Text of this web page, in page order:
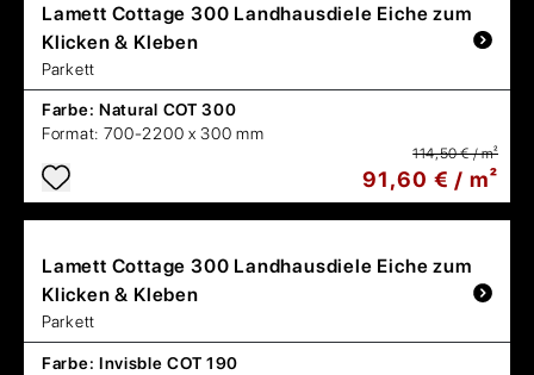
Lamett Cottage 300 Landhausdiele Eiche zum
Klicken & Kleben
Parkett
Farbe: Natural COT 300
Format: 700-2200 x 300 mm
114,50 € / m²
91,60 € / m²
Lamett Cottage 300 Landhausdiele Eiche zum
Klicken & Kleben
Parkett
Farbe: Invisble COT 190